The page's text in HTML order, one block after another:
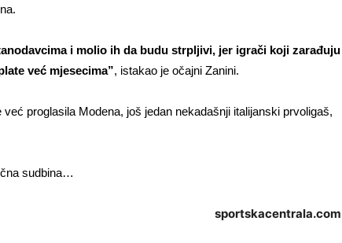
i molio ih da budu strpljivi, jer igrači koji zarađuju
već mjesecima”, istakao je očajni Zanini.
proglasila Modena, još jedan nekadašnji italijanski prvoligaš,
sudbina…
sportskacentrala.com